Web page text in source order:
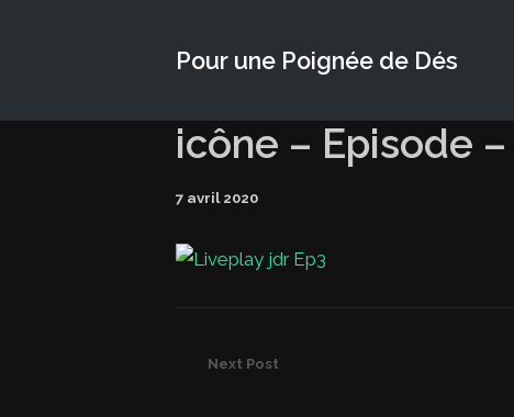
Pour une Poignée de Dés
icône – Episode –
7 avril 2020
Next Post